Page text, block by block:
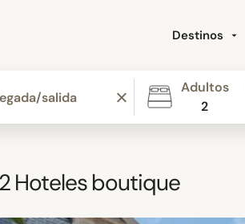
Destinos
Adultos
2
Hoteles boutique